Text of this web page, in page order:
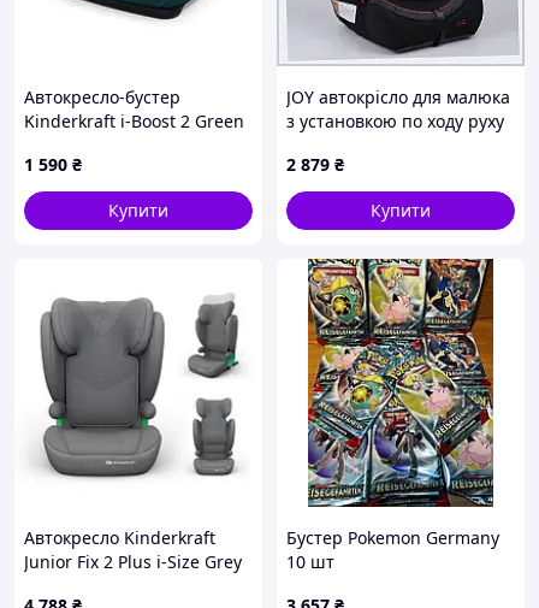
Автокресло-бустер
Kinderkraft i-Boost 2 Green
1 590 ₴
Купити
JOY автокрісло для малюка
з установкою по ходу руху
2 879 ₴
Купити
Автокресло Kinderkraft
Junior Fix 2 Plus i-Size Grey
Бустер Pokemon Germany
10 шт